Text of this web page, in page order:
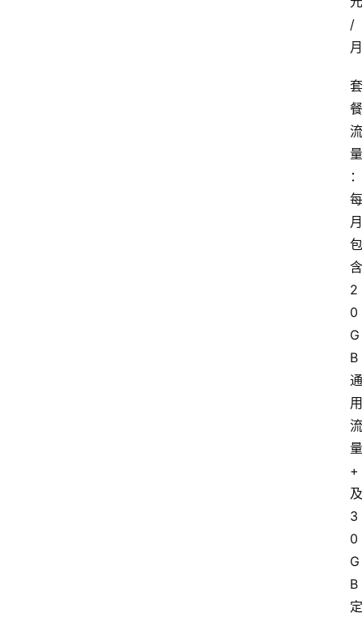
/
月
套
餐
流
量
：
每
月
包
含
2
0
G
B
通
用
流
量
+
及
3
0
G
B
定